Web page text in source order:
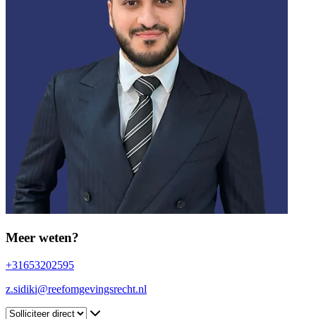
Meer weten?
+31653202595
z.sidiki@reefomgevingsrecht.nl
Selecteer een tab